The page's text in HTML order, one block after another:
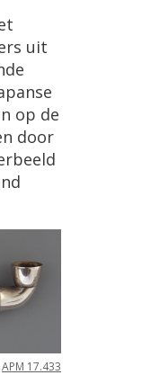
uit
op de
door
APM 17.433